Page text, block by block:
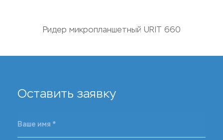
Ридер микропланшетный URIT 660
Оставить заявку